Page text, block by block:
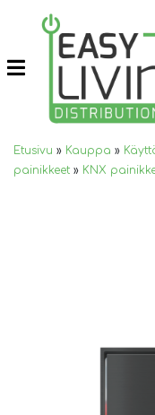
Etusivu » Kauppa »
painikkeet » KNX